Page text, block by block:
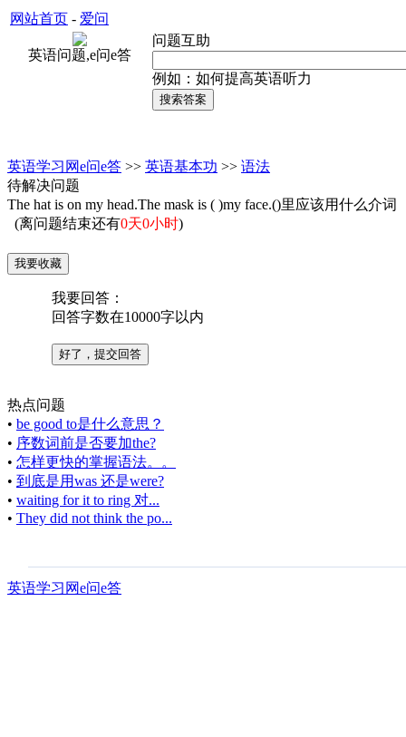
网站首页 - 爱问
英语问题,e问e答
问题互助
例如：如何提高英语听力
英语学习网e问e答 >> 英语基本功 >> 语法
待解决问题
The hat is on my head.The mask is ( )my face.()里应该用什么介词
(离问题结束还有0天0小时)
我要回答：
回答字数在10000字以内
热点问题
• be good to是什么意思？
• 序数词前是否要加the?
• 怎样更快的掌握语法。。
• 到底是用was 还是were?
• waiting for it to ring 对...
• They did not think the po...
英语学习网e问e答